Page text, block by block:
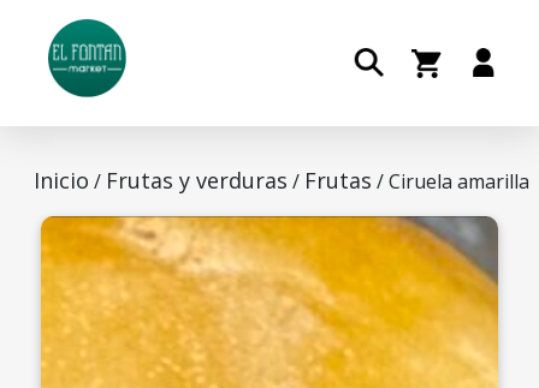
Inicio / Frutas y verduras / Frutas / Ciruela amarilla